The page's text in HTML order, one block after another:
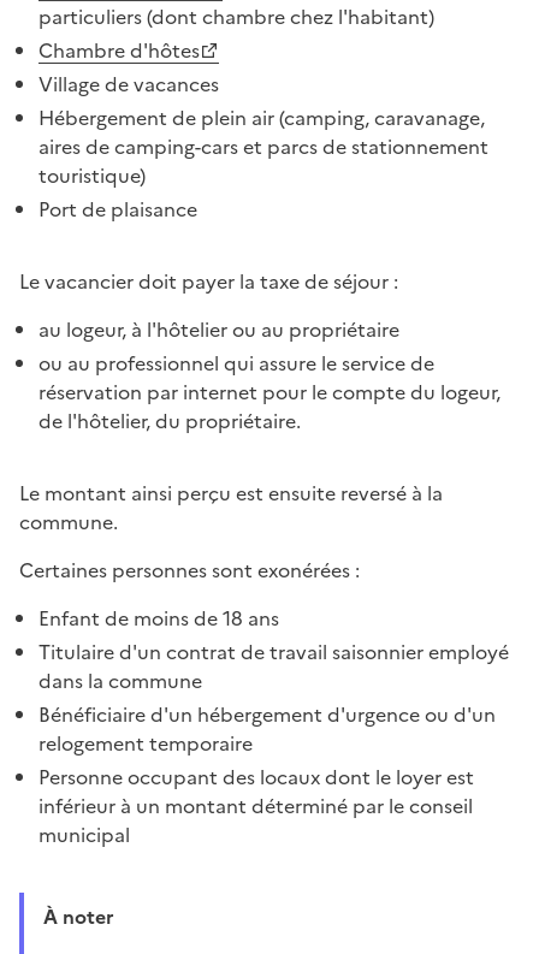
particuliers (dont chambre chez l'habitant)
Chambre d'hôtes
Village de vacances
Hébergement de plein air (camping, caravanage,
aires de camping-cars et parcs de stationnement
touristique)
Port de plaisance
Le vacancier doit payer la taxe de séjour :
au logeur, à l'hôtelier ou au propriétaire
ou au professionnel qui assure le service de
réservation par internet pour le compte du logeur,
de l'hôtelier, du propriétaire.
Le montant ainsi perçu est ensuite reversé à la
commune.
Certaines personnes sont exonérées :
Enfant de moins de 18 ans
Titulaire d'un contrat de travail saisonnier employé
dans la commune
Bénéficiaire d'un hébergement d'urgence ou d'un
relogement temporaire
Personne occupant des locaux dont le loyer est
inférieur à un montant déterminé par le conseil
municipal
À noter